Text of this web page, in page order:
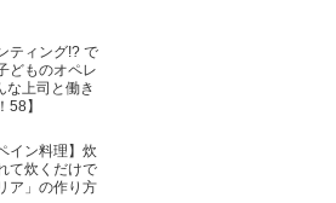
ティング!? で
どものオペレ
な上司と働き
58】
イン料理】炊
て炊くだけで
ア」の作り方